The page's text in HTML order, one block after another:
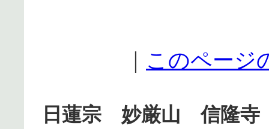
このページ
日蓮宗 妙厳山 信隆寺